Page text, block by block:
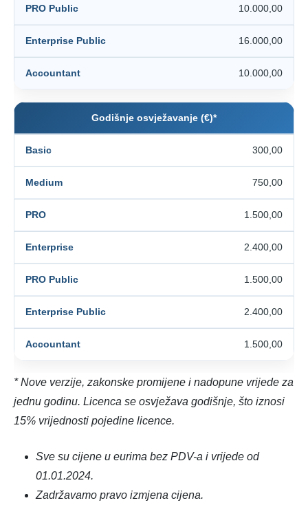
10.000,00
16.000,00
10.000,00
Godišnje osvježavanje (€)*
300,00
750,00
1.500,00
2.400,00
1.500,00
2.400,00
1.500,00
* Nove verzije, zakonske promijene i nadopune vrijede za
jednu godinu. Licenca se osvježava godišnje, što iznosi
15% vrijednosti pojedine licence.
Sve su cijene u eurima bez PDV-a i vrijede od
01.01.2024.
Zadržavamo pravo izmjena cijena.